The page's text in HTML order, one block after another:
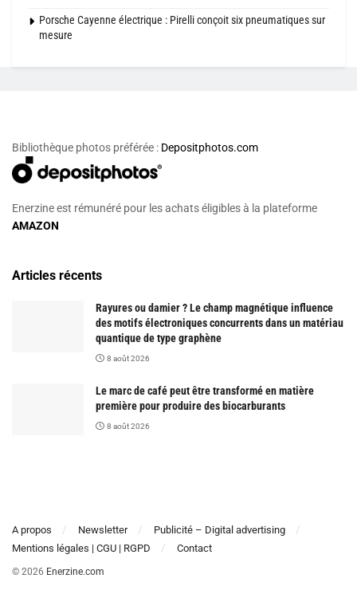
Porsche Cayenne électrique : Pirelli conçoit six pneumatiques sur
mesure
Bibliothèque photos préférée : Depositphotos.com
Enerzine est rémunéré pour les achats éligibles à la plateforme
AMAZON
Articles récents
Rayures ou damier ? Le champ magnétique influence
des motifs électroniques concurrents dans un matériau
quantique de type graphène
8 août 2026
Le marc de café peut être transformé en matière
première pour produire des biocarburants
8 août 2026
A propos Newsletter
Publicité – Digital advertising
Mentions légales | CGU | RGPD
Contact
© 2026 Enerzine.com